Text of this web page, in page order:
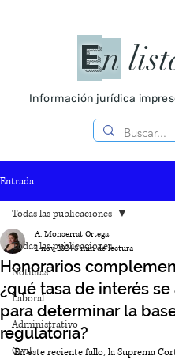
En
Información jurídica
Entrada
Todas las publicaciones
Noticias
Laboral
Administrativo
Civil
Todas las publicaciones
Honorarios
¿qué tasa de interés
para determinar la
regulatoria?
A. Monserrat Ortega
1 nov 20248 min de lectura
En este reciente fallo, la Suprema